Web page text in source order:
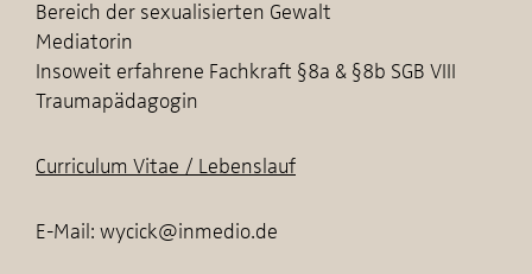
Bereich der sexualisierten Gewalt
Mediatorin
Insoweit erfahrene Fachkraft §8a & §8b SGB VIII
Traumapädagogin
Curriculum Vitae / Lebenslauf
E-Mail: wycick@inmedio.de